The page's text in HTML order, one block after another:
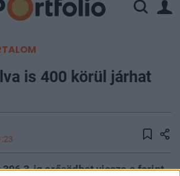
is 400 körül járhat
396,3-ig erősödhet vissza a forint